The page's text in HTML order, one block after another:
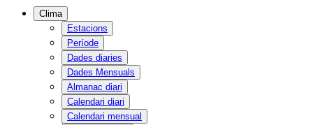
Clima
Estacions
Període
Dades diaries
Dades Mensuals
Almanac diari
Calendari diari
Calendari mensual